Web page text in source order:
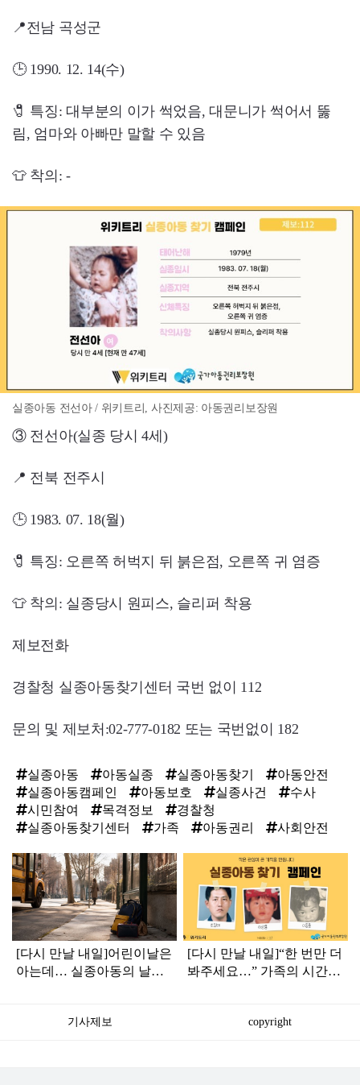
📍전남 곡성군
🕒 1990. 12. 14(수)
🧷 특징: 대부분의 이가 썩었음, 대문니가 썩어서 뚫
림, 엄마와 아빠만 말할 수 있음
👕 착의: -
실종아동 전선아 / 위키트리, 사진제공: 아동권리보장원
③ 전선아(실종 당시 4세)
📍 전북 전주시
🕒 1983. 07. 18(월)
🧷 특징: 오른쪽 허벅지 뒤 붉은점, 오른쪽 귀 염증
👕 착의: 실종당시 원피스, 슬리퍼 착용
제보전화
경찰청 실종아동찾기센터 국번 없이 112
문의 및 제보처:02-777-0182 또는 국번없이 182
실종아동 아동실종 실종아동찾기
아동안전
실종아동캠페인
아동보호 실종사건
수사
시민참여
목격정보
경찰청
실종아동찾기센터
가족 아동권리 사회안전
탑
라
인
[다시 만날 내일]어린이날은
아는데… 실종아동의 날은
[다시 만날 내일]“한 번만 더
봐주세요…” 가족의 시간은
기사제보 copyright